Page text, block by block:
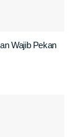
Wajib Pekan